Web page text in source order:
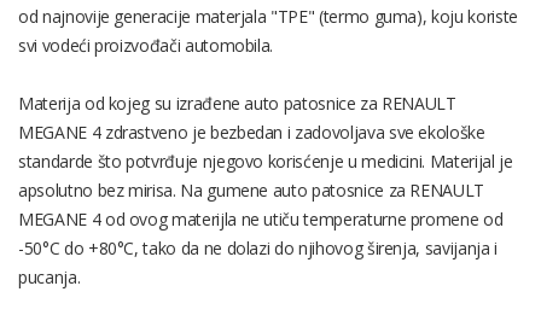
od najnovije generacije materjala "TPE" (termo guma), koju koriste
svi vodeći proizvođači automobila.
Materija od kojeg su izrađene auto patosnice za RENAULT
MEGANE 4 zdrastveno je bezbedan i zadovoljava sve ekološke
standarde što potvrđuje njegovo korisćenje u medicini. Materijal je
apsolutno bez mirisa. Na gumene auto patosnice za RENAULT
MEGANE 4 od ovog materijla ne utiču temperaturne promene od
-50°C do +80°C, tako da ne dolazi do njihovog širenja, savijanja i
pucanja.